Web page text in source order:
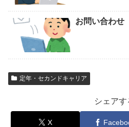
お問い合わせ
定年・セカンドキャリア
シェアす
X